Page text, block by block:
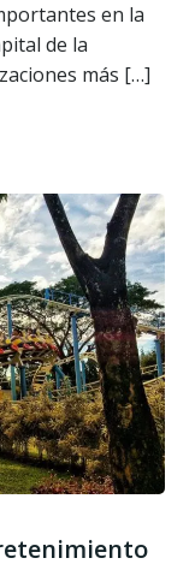
en la
de la
más […]